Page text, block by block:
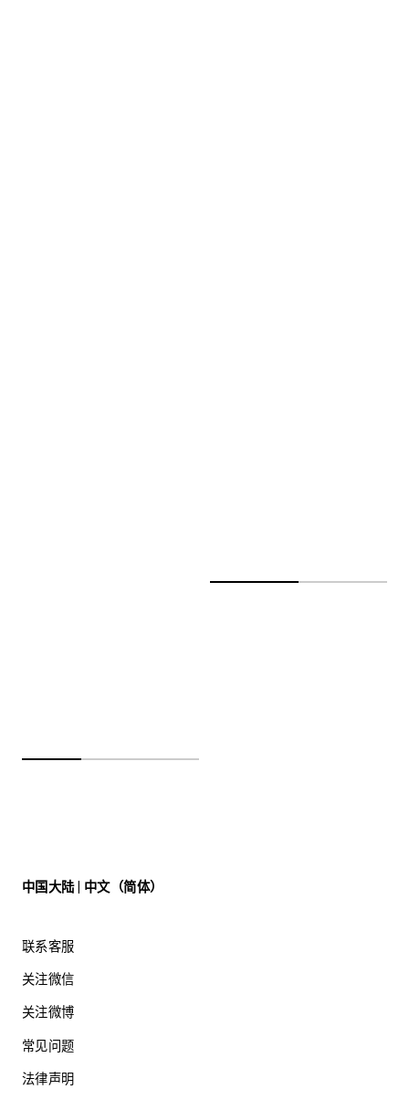
中国大陆 | 中文（简体）
联系客服
关注微信
关注微博
常见问题
法律声明